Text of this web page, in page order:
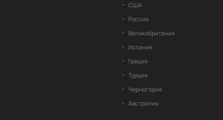
США
Россия
Великобритания
Испания
Греция
Турция
Черногория
Австралия